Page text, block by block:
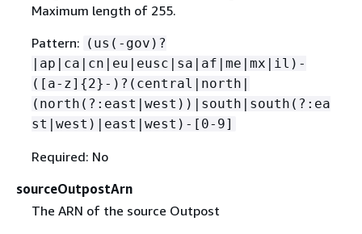
Maximum length of 255.
Pattern: (us(-gov)?
|ap|ca|cn|eu|eusc|sa|af|me|mx|il)-
([a-z] {2}-)?(central|north|
(north(?:east|west))|south|south(?:ea
st|west)|east|west)-[0-9]
Required: No
sourceOutpostArn
The ARN of the source Outpost